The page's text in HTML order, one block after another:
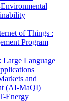
of Things :
Program
Language
and
(AI-MaQI)
Energy